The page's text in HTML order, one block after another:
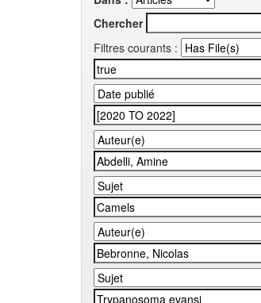
Chercher
Filtres courants :